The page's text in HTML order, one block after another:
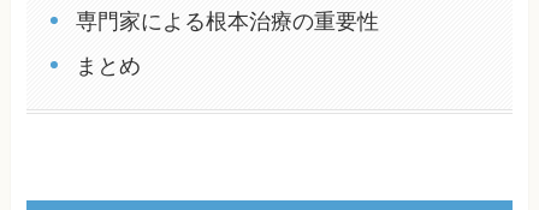
専門家による根本治療の重要性
まとめ